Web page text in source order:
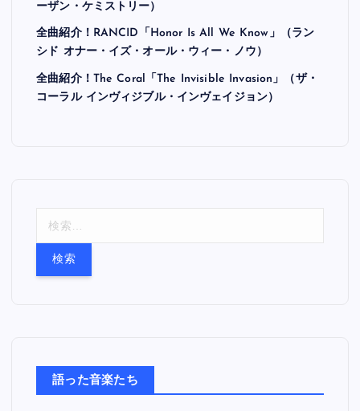
ーザン・ケミストリー）
全曲紹介！RANCID「Honor Is All We Know」（ラン
シド オナー・イズ・オール・ウィー・ノウ）
全曲紹介！The Coral「The Invisible Invasion」（ザ・
コーラル インヴィジブル・インヴェイジョン）
語った音楽たち